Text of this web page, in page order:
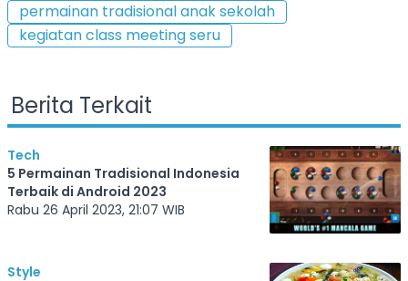
permainan tradisional anak sekolah
kegiatan class meeting seru
Berita Terkait
Tech
5 Permainan Tradisional Indonesia
Terbaik di Android 2023
Rabu 26 April 2023, 21:07 WIB
Style